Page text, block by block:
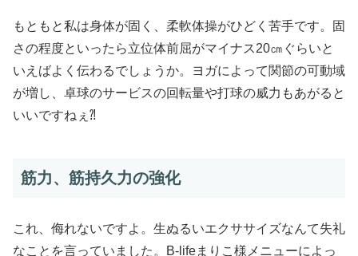
もともと私は身体が固く、柔軟体操がひどく苦手です。固
さの程度といったら立位体前屈がマイナス20㎝ぐらいと
いえばよく伝わるでしょうか。ヨガによって関節の可動域
が増し、卓球のサービスの回転量や打球の威力もあがると
いいですねぇ⁈
筋力、筋持久力の強化
これ、侮れないですよ。生ぬるいエクササイズなんて失礼
なことを言っていました。B-lifeまりこ様メニューによっ